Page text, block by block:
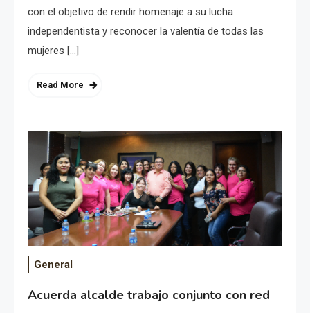
con el objetivo de rendir homenaje a su lucha
independentista y reconocer la valentía de todas las
mujeres […]
Read More
General
Acuerda alcalde trabajo conjunto con red